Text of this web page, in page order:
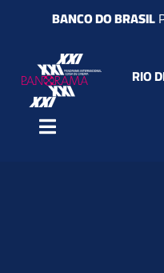
conteúdo
BANCO DO BRASIL
RIO
Toggle